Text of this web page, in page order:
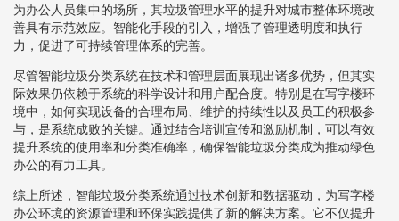
为办公人员集中的场所，其垃圾管理水平的提升对城市整体环境改
善具有示范效应。智能化手段的引入，增强了管理透明度和执行
力，促进了可持续管理体系的完善。
尽管智能垃圾分类系统在技术和管理层面展现出诸多优势，但其实
际效果仍依赖于系统的科学设计和用户配合度。特别是在写字楼环
境中，如何实现设备的合理布局、维护的持续性以及员工的积极参
与，是系统成败的关键。通过结合培训宣传和激励机制，可以有效
提升系统的使用率和分类准确率，确保智能垃圾分类成为推动绿色
办公的有力工具。
综上所述，智能垃圾分类系统通过技术创新和数据驱动，为写字楼
办公环境的资源管理和环保实践提供了新的解决方案。它不仅提升